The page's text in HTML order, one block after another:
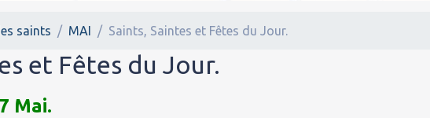
saints MAI Saints, Saintes et Fêtes du Jour.
et Fêtes du Jour.
Mai.